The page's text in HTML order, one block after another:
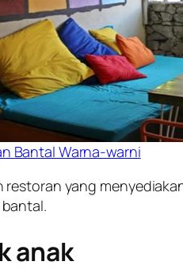
Bantal Warna-warni
yang
anak